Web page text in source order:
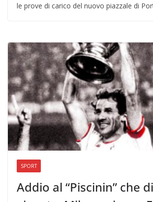
le prove di carico del nuovo piazzale di
SPORT
Addio al “Piscinin” che